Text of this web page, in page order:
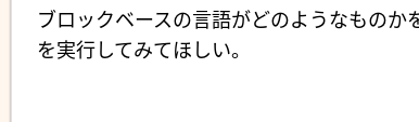
ブロックベースの言語がどのようなものか
を実行してみてほしい。